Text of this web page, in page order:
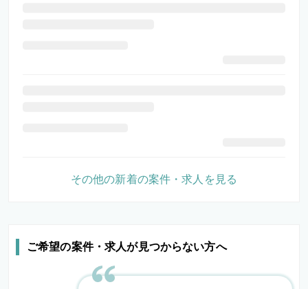
ご希望の案件・求人が見つからない方へ
その他の新着の案件・求人を見る